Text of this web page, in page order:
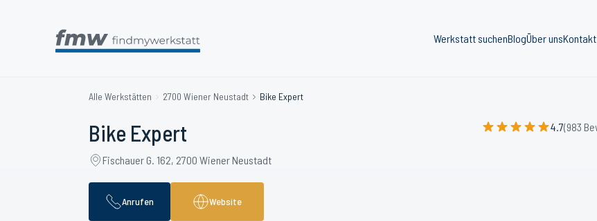
Werkstatt suchenBlogÜber unsKontakt
Alle Werkstätten 2700 Wiener Neustadt Bike Expert
Bike Expert 4.7(983
Fischauer G. 162, 2700 Wiener Neustadt
Anrufen Website